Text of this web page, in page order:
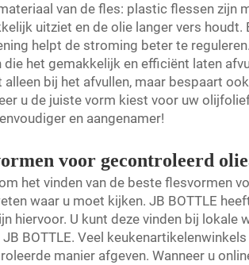
van de fles: plastic flessen zijn
uitziet en de olie langer vers houdt.
helpt de stroming beter te
die het gemakkelijk en efficiënt laten
bij het afvullen, maar bespaart
u de juiste vorm kiest voor uw
en aangenamer!
voor gecontroleerd
het vinden van de beste flesvormen
waar u moet kijken. JB BOTTLE
hiervoor. U kunt deze vinden bij lokale
BOTTLE. Veel
manier afgeven. Wanneer u